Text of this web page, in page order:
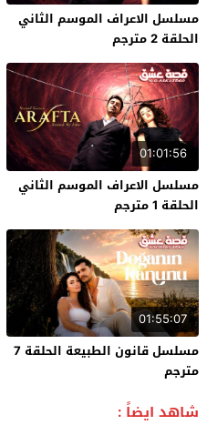
مسلسل الاعراف الموسم الثاني
الحلقة 2 مترجم
01:01:56
مسلسل الاعراف الموسم الثاني
الحلقة 1 مترجم
01:55:07
مسلسل قانون الطبيعة الحلقة 7
مترجم
شاهد ايضاً :